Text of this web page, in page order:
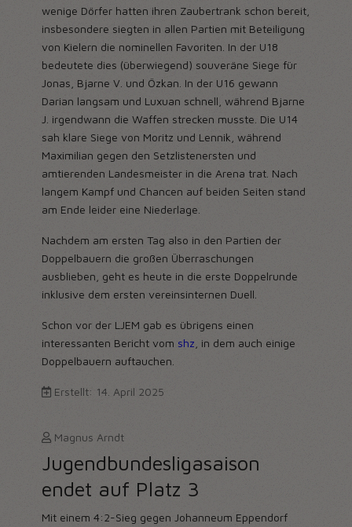
wenige Dörfer hatten ihren Zaubertrank schon bereit,
insbesondere siegten in allen Partien mit Beteiligung
von Kielern die nominellen Favoriten. In der U18
bedeutete dies (überwiegend) souveräne Siege für
Jonas, Bjarne V. und Özkan. In der U16 gewann
Darian langsam und Luxuan schnell, während Bjarne
J. irgendwann die Waffen strecken musste. Die U14
sah klare Siege von Moritz und Lennik, während
Maximilian gegen den Setzlistenersten und
amtierenden Landesmeister in die Arena trat. Nach
langem Kampf und Chancen auf beiden Seiten stand
am Ende leider eine Niederlage.
Nachdem am ersten Tag also in den Partien der
Doppelbauern die großen Überraschungen
ausblieben, geht es heute in die erste Doppelrunde
inklusive dem ersten vereinsinternen Duell.
Schon vor der LJEM gab es übrigens einen
interessanten Bericht vom shz , in dem auch einige
Doppelbauern auftauchen.
Erstellt: 14. April 2025
Magnus Arndt
Jugendbundesligasaison
endet auf Platz 3
Mit einem 4:2-Sieg gegen Johanneum Eppendorf